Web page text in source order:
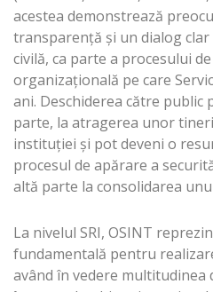
acestea demonstrează
transparență și un dialog
civilă, ca parte a procesului
organizaţională pe care
ani. Deschiderea către public
parte, la atragerea unor
instituţiei și pot deveni o
procesul de apărare a
altă parte la consolidarea
La nivelul SRI, OSINT
fundamentală pentru
având în vedere